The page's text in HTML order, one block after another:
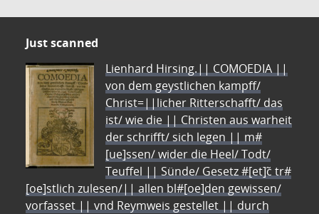
Just scanned
Lienhard Hirsing.|| COMOEDIA ||
von dem geystlichen kampff/
Christ=||licher Ritterschafft/ das
ist/ wie die || Christen aus warheit
der schrifft/ sich legen || m#
[ue]ssen/ wider die Heel/ Todt/
Teuffel || Sünde/ Gesetz #[et]c̃ tr#
[oe]stlich zulesen/|| allen bl#[oe]den gewissen/
vorfasset || vnd Reymweis gestellet || durch